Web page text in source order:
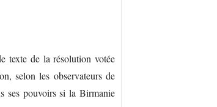
texte de la résolution votée
selon les observateurs de
ses pouvoirs si la Birmanie